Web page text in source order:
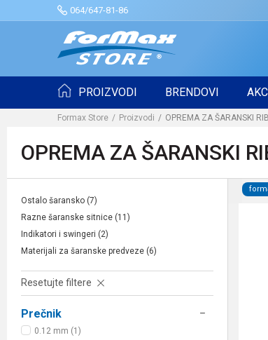
064/647-81-86
PROIZVODI BRENDOVI
Formax Store Proizvodi OPREMA ZA ŠARANSKI
OPREMA ZA ŠARANSKI
Ostalo šaransko (7)
Razne šaranske sitnice (11)
Indikatori i swingeri (2)
Materijali za šaranske predveze (6)
Resetujte filtere
Prečnik
0.12 mm (1)